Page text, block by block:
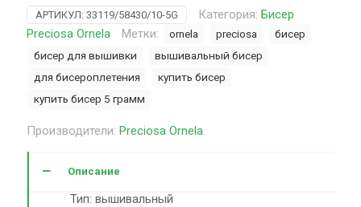
АРТИКУЛ: 33119/58430/10-5G Категория: Бисер
Preciosa Ornela
Метки: ornela preciosa
бисер
бисер для вышивки
вышивальный бисер
для бисероплетения
купить бисер
купить бисер 5 грамм
Производители: Preciosa Ornela.
Описание
Тип: вышивальный